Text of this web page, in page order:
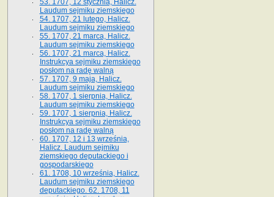
53. 1707, 12 stycznia, Halicz.
Laudum sejmiku ziemskiego
54. 1707, 21 lutego, Halicz.
Laudum sejmiku ziemskiego
55. 1707, 21 marca, Halicz.
Laudum sejmiku ziemskiego
56. 1707, 21 marca, Halicz.
Instrukcya sejmiku ziemskiego
posłom na radę walną
57. 1707, 9 maja, Halicz.
Laudum sejmiku ziemskiego
58. 1707, 1 sierpnia, Halicz.
Laudum sejmiku ziemskiego
59. 1707, 1 sierpnia, Halicz.
Instrukcya sejmiku ziemskiego
posłom na radę walną
60. 1707, 12 i 13 września,
Halicz. Laudum sejmiku
ziemskiego deputackiego i
gospodarskiego
61. 1708, 10 września, Halicz.
Laudum sejmiku ziemskiego
deputackiego. 62. 1708, 11